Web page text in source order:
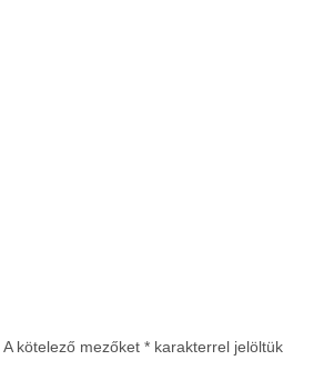
A kötelező mezőket * karakterrel jelöltük